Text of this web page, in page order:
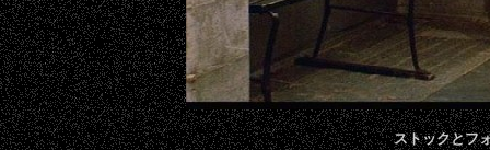
ストックとフ